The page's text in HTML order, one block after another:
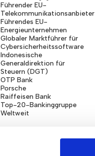
Führender EU-
Telekommunikationsanbieter
Führendes EU-
Energieunternehmen
Globaler Marktführer für
Cybersicherheitssoftware
Indonesische
Generaldirektion für
Steuern (DGT)
OTP Bank
Porsche
Raiffeisen Bank
Top-20-Bankinggruppe
Weltweit